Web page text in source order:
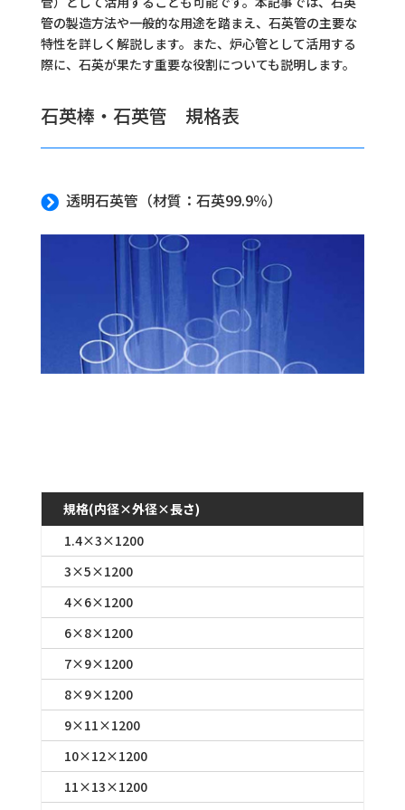
管の製造方法や一般的な用途を踏まえ、石英管の主要な
特性を詳しく解説します。また、炉心管として活用する
際に、石英が果たす重要な役割についても説明します。
石英棒・石英管 規格表
 透明石英管（材質：石英99.9％）
規格(内径×外径×長さ)
1.4×3×1200
3×5×1200
4×6×1200
6×8×1200
7×9×1200
8×9×1200
9×11×1200
10×12×1200
11×13×1200